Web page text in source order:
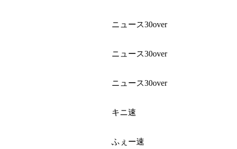
ニュース30over
ニュース30over
ニュース30over
キニ速
ふぇー速